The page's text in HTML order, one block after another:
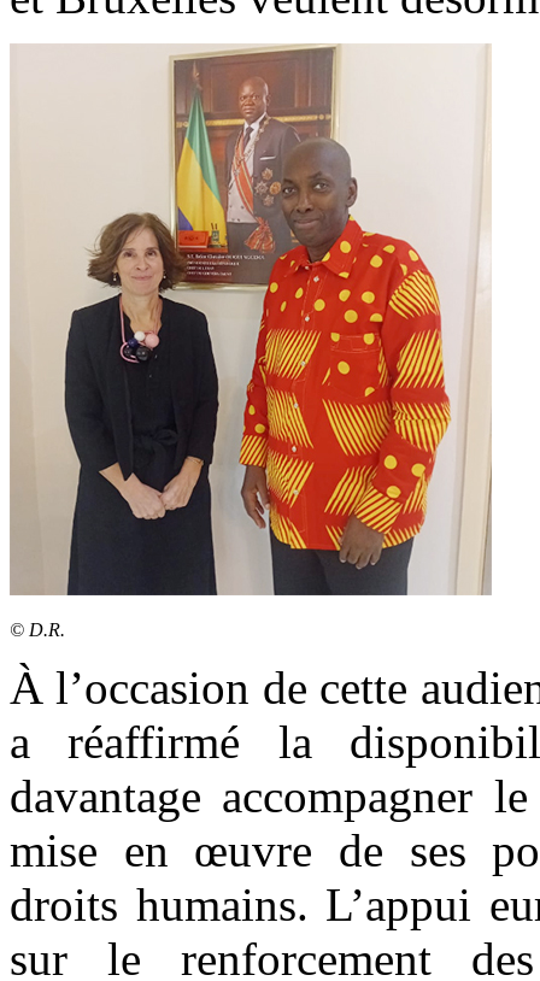
© D.R.
À l’occasion de cette
a réaffirmé la
davantage accompagner
mise en œuvre de ses
droits humains. L’appui
sur le renforcement